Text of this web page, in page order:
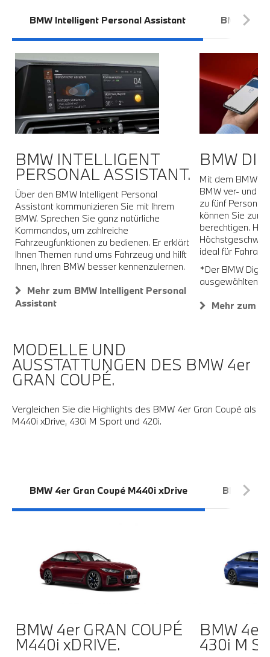
BMW Intelligent Personal Assistant BMW
BMW INTELLIGENT
PERSONAL ASSISTANT.
Über den BMW Intelligent Personal
Assistant kommunizieren Sie mit Ihrem
BMW. Sprechen Sie ganz natürliche
Kommandos, um zahlreiche
Fahrzeugfunktionen zu bedienen. Er erklärt
Ihnen Themen rund ums Fahrzeug und hilft
Ihnen, Ihren BMW besser kennenzulernen.
Mehr zum BMW Intelligent Personal
Assistant
BMW
Mit dem BMW
BMW ver- und
zu fünf
können Sie zur
berechtigen.
ideal für
*Der BMW
ausgewählten
Mehr zum
MODELLE UND
AUSSTATTUNGEN DES BMW 4er
GRAN COUPÉ.
Vergleichen Sie die Highlights des BMW 4er Gran Coupé als
M440i xDrive, 430i M Sport und 420i.
BMW 4er Gran Coupé M440i xDrive BMW 4er
BMW 4er GRAN COUPÉ
M440i xDRIVE.
BMW 4er
430i M